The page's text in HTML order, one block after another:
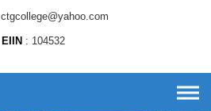
ctgcollege@yahoo.com
EIIN 104532